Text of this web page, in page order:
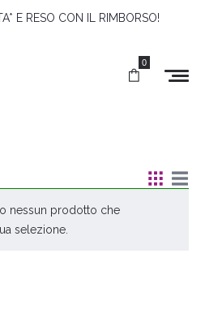
E RESO CON IL RIMBORSO!
0
nessun prodotto che
selezione.